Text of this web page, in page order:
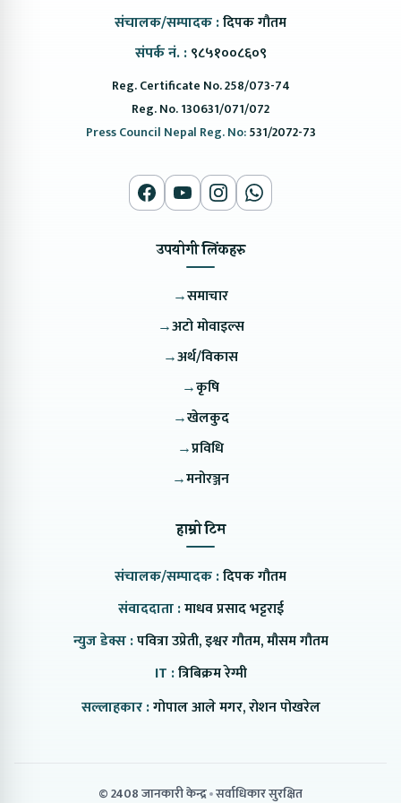
संचालक/सम्पादक :दिपक गौतम
संपर्क नं. : ९८५१००८६०९
Reg. Certificate No. 258/073-74
Reg. No. 130631/071/072
Press Council Nepal Reg. No:531/2072-73
उपयोगी लिंकहरु
→समाचार
→अटो मोवाइल्स
→अर्थ/विकास
→कृषि
→खेलकुद
→प्रविधि
→मनोरञ्जन
हाम्रो टिम
संचालक/सम्पादक :दिपक गौतम
संवाददाता :माधव प्रसाद भट्टराई
न्युज डेक्स :पवित्रा उप्रेती, इश्वर गौतम, मौसम गौतम
IT :त्रिबिक्रम रेग्मी
सल्लाहकार :गोपाल आले मगर, रोशन पोखरेल
© 2408 जानकारी केन्द्र सर्वाधिकार सुरक्षित